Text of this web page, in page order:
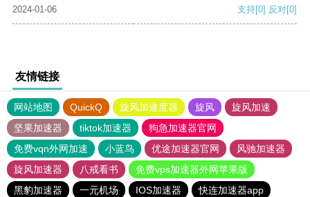
2024-01-06
支持[0] 反对[0]
友情链接
网站地图 QuickQ 旋风加速度器 旋风
旋风加速
坚果加速器
tiktok加速器
狗急加速器官网
免费vqn外网加速
小蓝鸟 优途加速器官网
风驰加速器
旋风加速器
八戒看书
免费vps加速器外网苹果版
黑豹加速器
一元机场 IOS加速器
快连加速器app